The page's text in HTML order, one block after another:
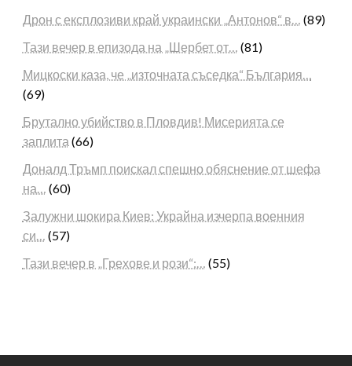
Дрон с експлозиви край украински „Антонов“ в… (89)
Тази вечер в епизода на „Шербет от… (81)
Мицкоски каза, че „източната съседка“ България…
(69)
Брутално убийство в Пловдив! Мисерията се
заплита (66)
Доналд Тръмп поискал спешно обяснение от шефа
на… (60)
Залужни шокира Киев: Украйна изчерпа военния
си… (57)
Тази вечер в „Грехове и рози“:… (55)